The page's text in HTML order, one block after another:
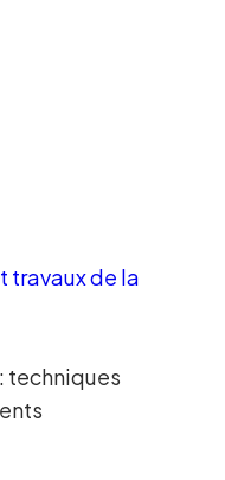
travaux de la
techniques